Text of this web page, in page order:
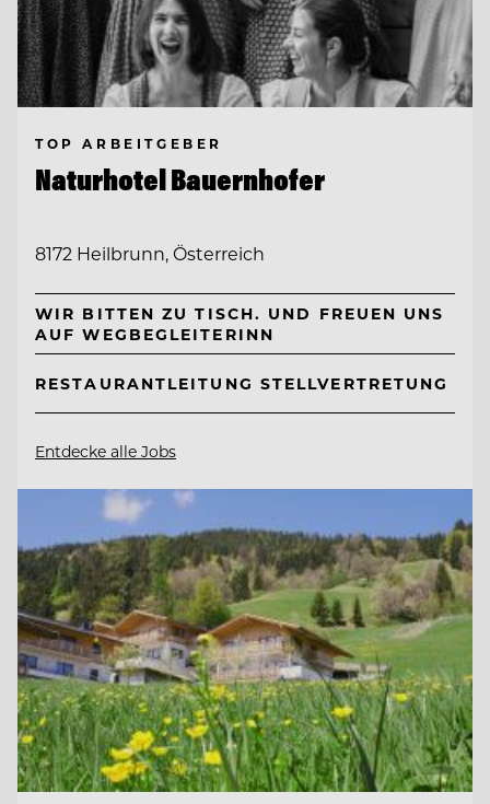
TOP ARBEITGEBER
Naturhotel Bauernhofer
8172 Heilbrunn, Österreich
WIR BITTEN ZU TISCH. UND FREUEN UNS
AUF WEGBEGLEITERINN
RESTAURANTLEITUNG STELLVERTRETUNG
Entdecke alle Jobs